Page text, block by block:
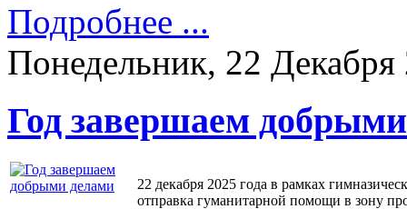
Подробнее ...
Понедельник, 22 Декабря
Год завершаем
22 декабря 2025 года в рамках
отправка гуманитарной помощи в зону